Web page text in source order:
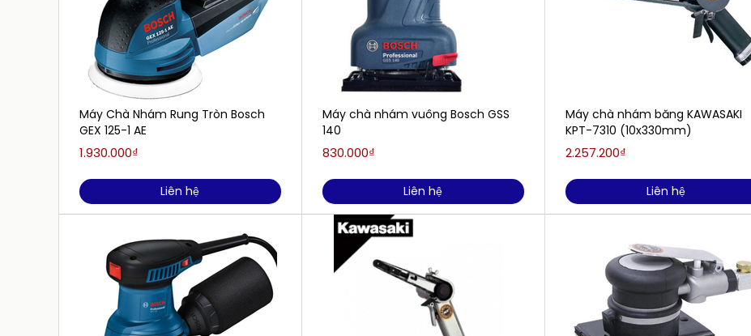
Máy Chà Nhám Rung Tròn Bosch
GEX 125-1 AE
1.930.000₫
Liên hệ
Máy chà nhám vuông Bosch GSS
140
830.000₫
Liên hệ
Máy chà nhám băng KAWASAKI
KPT-7310 (10x330mm)
2.257.200₫
Liên hệ